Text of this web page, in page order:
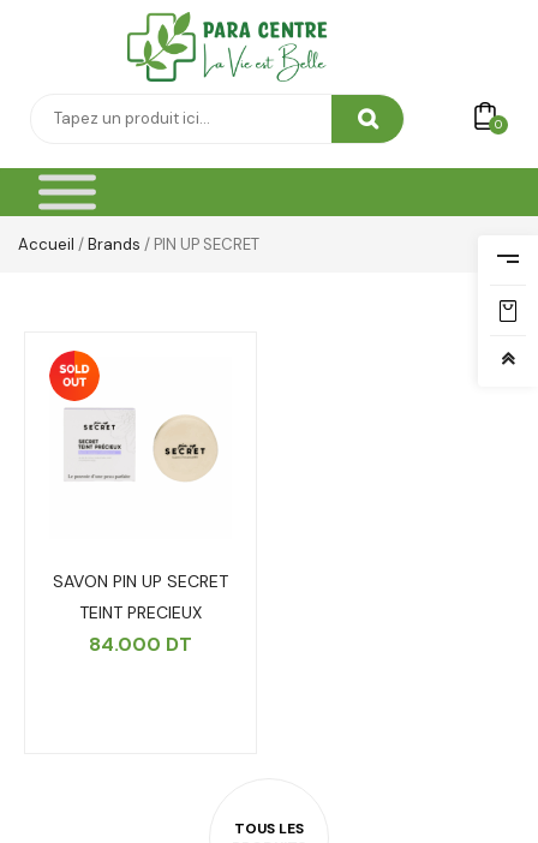
0
Accueil /Brands / PIN UP SECRET
SAVON PIN UP SECRET
TEINT PRECIEUX
84.000 DT